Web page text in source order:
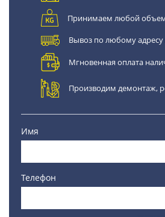
Принимаем любой
Вывоз по любому
Мгновенная оплата
Производим демонтаж,
Имя
Телефон